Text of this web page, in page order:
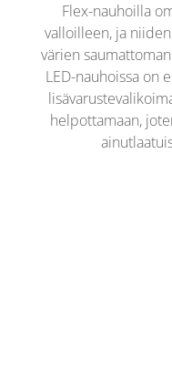
Flex-nauhoilla
valloilleen, ja
värien
LED-nauhoissa on
helpottamaan,